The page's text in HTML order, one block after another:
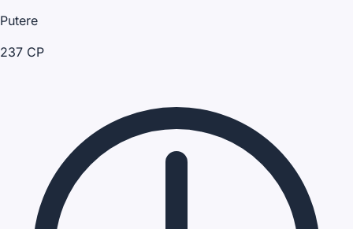
Putere
237 CP